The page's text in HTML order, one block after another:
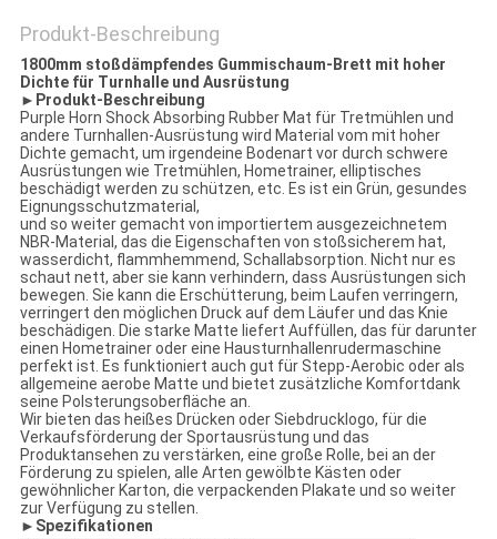
Produkt-Beschreibung
1800mm stoßdämpfendes Gummischaum-Brett mit hoher
Dichte für Turnhalle und Ausrüstung
► Produkt-Beschreibung
Purple Horn Shock Absorbing Rubber Mat für Tretmühlen und
andere Turnhallen-Ausrüstung wird Material vom mit hoher
Dichte gemacht, um irgendeine Bodenart vor durch schwere
Ausrüstungen wie Tretmühlen, Hometrainer, elliptisches
beschädigt werden zu schützen, etc. Es ist ein Grün, gesundes
Eignungsschutzmaterial,
und so weiter gemacht von importiertem ausgezeichnetem
NBR-Material, das die Eigenschaften von stoßsicherem hat,
wasserdicht, flammhemmend, Schallabsorption. Nicht nur es
schaut nett, aber sie kann verhindern, dass Ausrüstungen sich
bewegen. Sie kann die Erschütterung, beim Laufen verringern,
verringert den möglichen Druck auf dem Läufer und das Knie
beschädigen. Die starke Matte liefert Auffüllen, das für darunter
einen Hometrainer oder eine Hausturnhallenrudermaschine
perfekt ist. Es funktioniert auch gut für Stepp-Aerobic oder als
allgemeine aerobe Matte und bietet zusätzliche Komfortdank
seine Polsterungsoberfläche an.
Wir bieten das heißes Drücken oder Siebdrucklogo, für die
Verkaufsförderung der Sportausrüstung und das
Produktansehen zu verstärken, eine große Rolle, bei an der
Förderung zu spielen, alle Arten gewölbte Kästen oder
gewöhnlicher Karton, die verpackenden Plakate und so weiter
zur Verfügung zu stellen.
► Spezifikationen